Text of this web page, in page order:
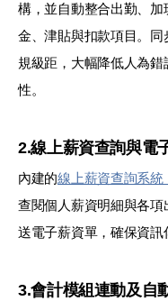
構，並自動整合出勤、
金、津貼與扣款項目。
規級距，大幅降低人為
性。
2.線上薪資查詢與電
內建的線上薪資查詢系統
查閱個人薪資明細與各
送電子薪資單，確保資訊
3.會計模組連動及自